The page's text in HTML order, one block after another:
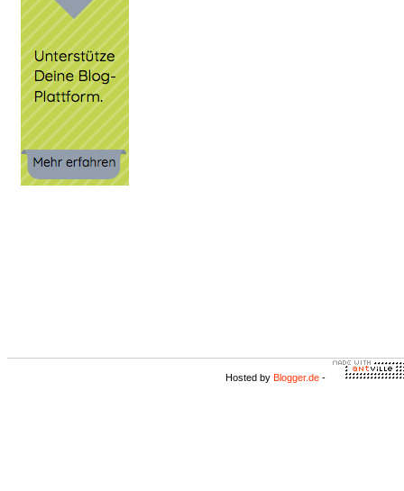
Hosted by Blogger.de -